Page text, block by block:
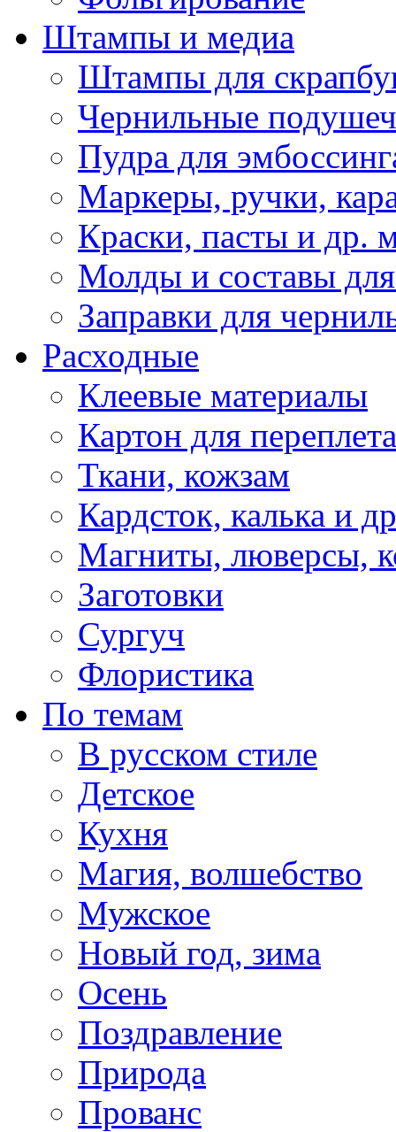
Штампы и медиа
Штампы для
Чернильные
Пудра для
Маркеры, ручки,
Краски, пасты и др.
Молды и составы
Заправки для
Расходные
Клеевые материалы
Картон для переплета
Ткани, кожзам
Кардсток, калька и
Магниты, люверсы,
Заготовки
Сургуч
Флористика
По темам
В русском стиле
Детское
Кухня
Магия, волшебство
Мужское
Новый год, зима
Осень
Поздравление
Природа
Прованс